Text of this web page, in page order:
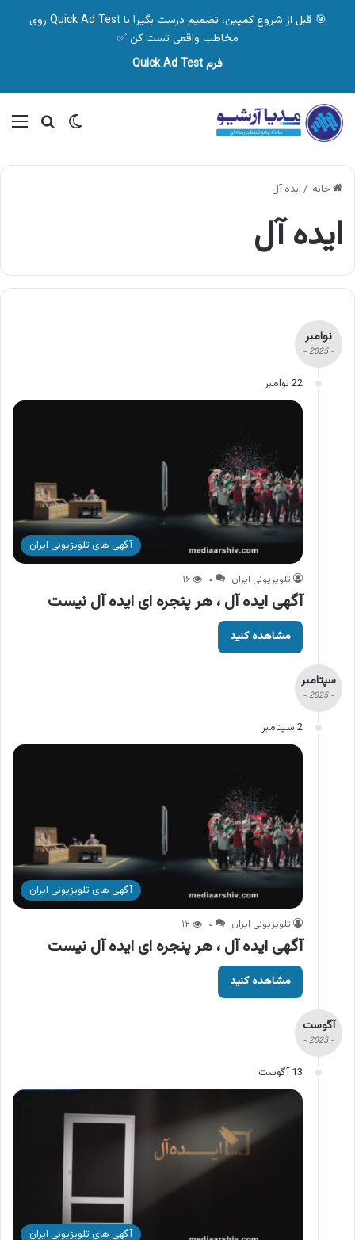
🎯 قبل از شروع کمپین، تصمیم درست بگیر! با Quick Ad Test روی
مخاطب واقعی تست کن ✅
فرم Quick Ad Test
تغییر پوسته
خانه / ایده آل
ایده آل
نوامبر
- 2025 -
22 نوامبر
آگهی های تلویزیونی ایران
تلویزیونی ایران ۰ ۱۶
آگهی ایده آل ، هر پنجره ای ایده آل نیست
مشاهده کنید
سپتامبر
- 2025 -
2 سپتامبر
آگهی های تلویزیونی ایران
تلویزیونی ایران ۰ ۱۲
آگهی ایده آل ، هر پنجره ای ایده آل نیست
مشاهده کنید
آگوست
- 2025 -
13 آگوست
آگهی های تلویزیونی ایران